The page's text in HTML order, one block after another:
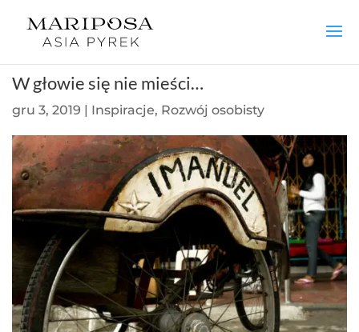
W głowie się nie mieści…
gru 3, 2019 | Inspiracje, Rozwój osobisty